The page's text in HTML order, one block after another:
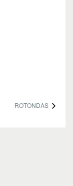
ROTONDAS